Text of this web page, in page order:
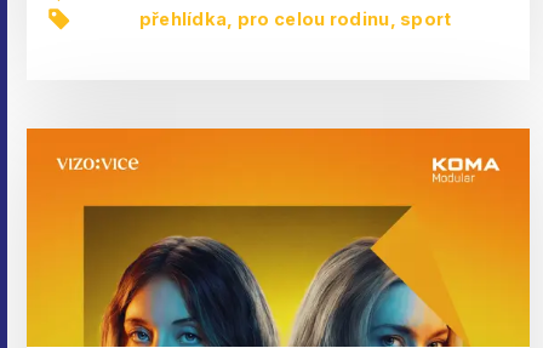
přehlídka
pro celou rodinu sport